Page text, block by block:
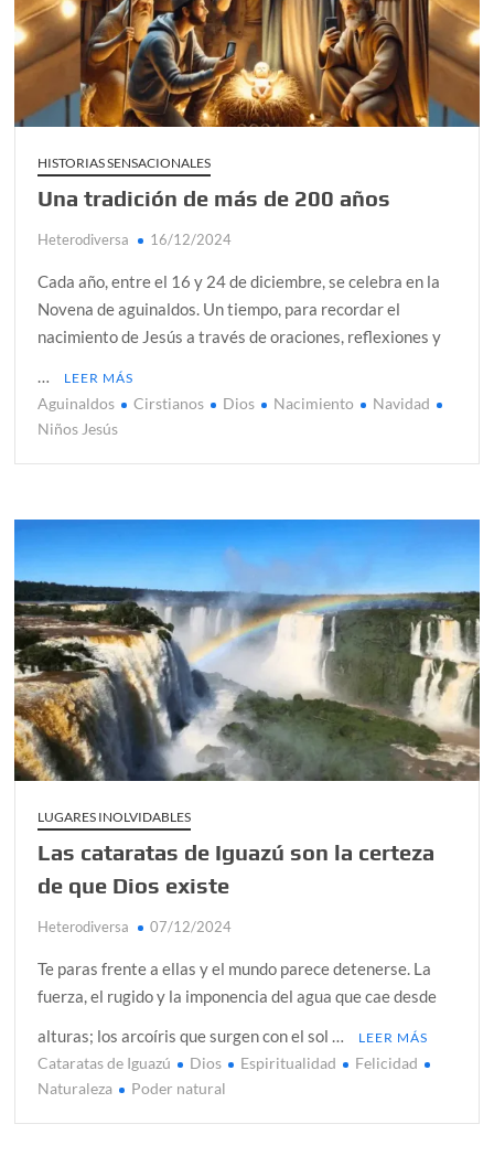
alcanzar
Día de Independencia 2026: de Patria Boba a Colombia
polarizada
¿Podemos comunicarnos con seres de otros planos o
Salud mental digital: cómo frenar la ansiedad que
¿Cómo descubrir esa conexión energética de la sexualidad
HISTORIAS SENSACIONALES
Una tradición de más de 200 años
Heterodiversa 16/12/2024
Cada año, entre el 16 y 24 de diciembre, se celebra en la
Novena de aguinaldos. Un tiempo, para recordar el
nacimiento de Jesús a través de oraciones, reflexiones y
…
LEER MÁS
Aguinaldos Cirstianos Dios Nacimiento
Navidad
Niños Jesús
LUGARES INOLVIDABLES
Las cataratas de Iguazú son la certeza
de que Dios existe
Heterodiversa 07/12/2024
Te paras frente a ellas y el mundo parece detenerse. La
fuerza, el rugido y la imponencia del agua que cae desde
alturas; los arcoíris que surgen con el sol …
LEER MÁS
Cataratas de Iguazú Dios Espiritualidad
Felicidad
Naturaleza
Poder natural